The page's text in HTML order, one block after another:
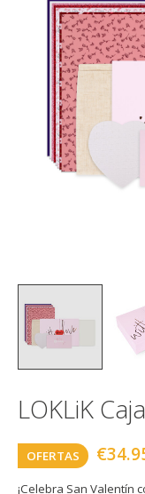
LOKLiK
OFERTAS
¡Celebra San Valentín